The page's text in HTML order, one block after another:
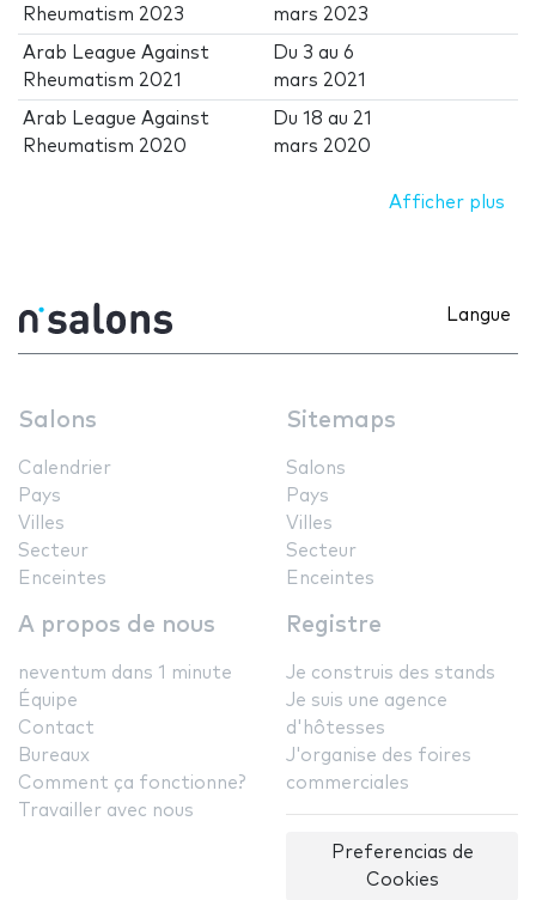
Rheumatism 2023
mars 2023
Arab League Against
Rheumatism 2021
Du 3 au6
mars 2021
Arab League Against
Rheumatism 2020
Du18 au 21
mars 2020
Afficher plus
Langue
Salons
Calendrier
Pays
Villes
Secteur
Enceintes
Sitemaps
Salons
Pays
Villes
Secteur
Enceintes
A propos de nous
neventum dans 1 minute
Équipe
Contact
Bureaux
Comment ça fonctionne?
Travailler avec nous
Registre
Je construis des stands
Je suis une agence
d'hôtesses
J'organise des foires
commerciales
Preferencias de
Cookies